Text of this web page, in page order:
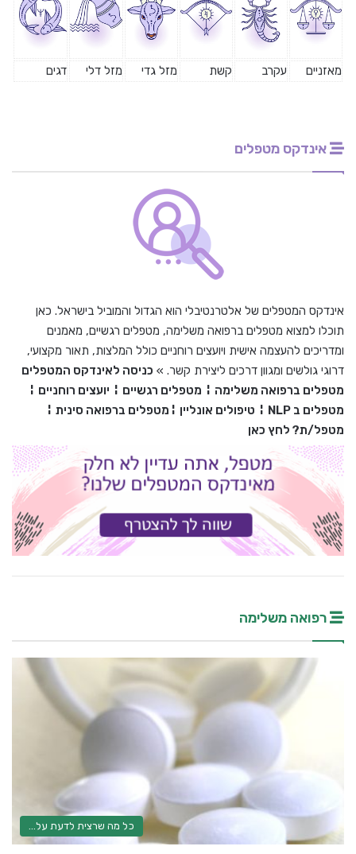
מאזניים עקרב קשת מזל גדי מזל דלי דגים
אינדקס מטפלים
אינדקס המטפלים של אלטרנטיבלי הוא הגדול והמוביל בישראל. כאן
תוכלו למצוא מטפלים ברפואה משלימה, מטפלים רגשיים, מאמנים
ומדריכים להעצמה אישית ויועצים רוחניים כולל המלצות, תאור מקצועי,
דרוגי גולשים ומגוון דרכים ליצירת קשר. » כניסה לאינדקס המטפלים
מטפלים ברפואה משלימה ¦ מטפלים רגשיים ¦ יועצים רוחניים ¦
מטפלים ב NLP
¦ טיפולים אונליין ¦ מטפלים ברפואה סינית ¦
מטפל/ת? לחץ כאן
רפואה משלימה
כל מה שרצית לדעת על...